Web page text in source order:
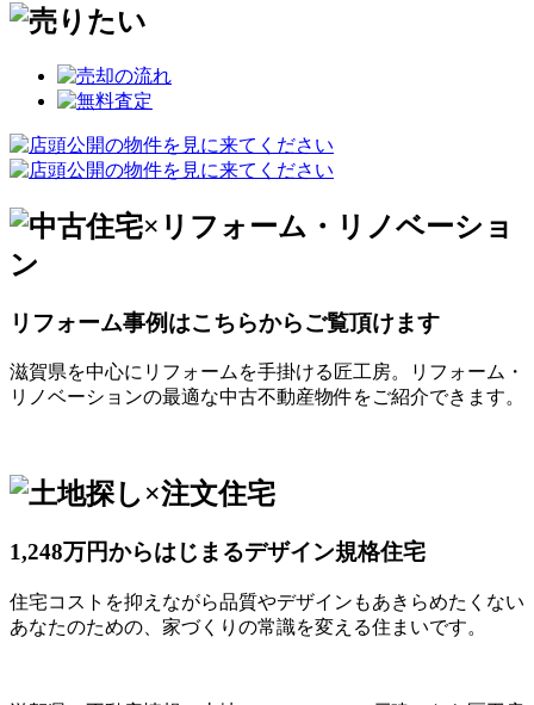
リフォーム事例はこちらからご覧頂けます
滋賀県を中心にリフォームを手掛ける匠工房。リフォーム・
リノベーションの最適な中古不動産物件をご紹介できます。
1,248万円からはじまるデザイン規格住宅
住宅コストを抑えながら品質やデザインもあきらめたくない
あなたのための、家づくりの常識を変える住まいです。